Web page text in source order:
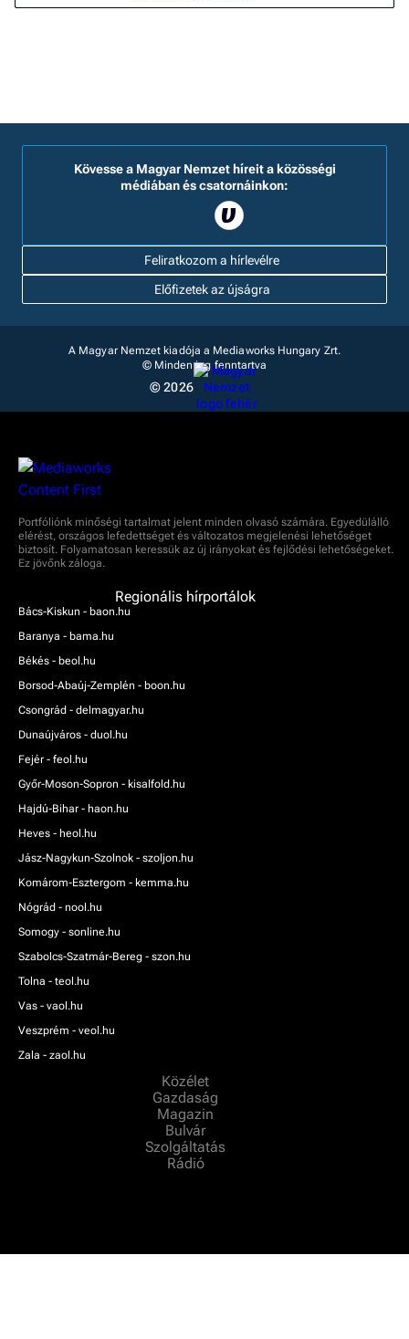
Feliratkozom a hírlevélre
Kövesse a Magyar Nemzet híreit a közösségi
médiában és csatornáinkon:
Előfizetek az újságra
A Magyar Nemzet kiadója a Mediaworks Hungary Zrt.
© Minden jog fenntartva
© 2026
Portfóliónk minőségi tartalmat jelent minden olvasó számára. Egyedülálló
elérést, országos lefedettséget és változatos megjelenési lehetőséget
biztosít. Folyamatosan keressük az új irányokat és fejlődési lehetőségeket.
Ez jövőnk záloga.
Regionális hírportálok
Bács-Kiskun - baon.hu
Baranya - bama.hu
Békés - beol.hu
Borsod-Abaúj-Zemplén - boon.hu
Csongrád - delmagyar.hu
Dunaújváros - duol.hu
Fejér - feol.hu
Győr-Moson-Sopron - kisalfold.hu
Hajdú-Bihar - haon.hu
Heves - heol.hu
Jász-Nagykun-Szolnok - szoljon.hu
Komárom-Esztergom - kemma.hu
Nógrád - nool.hu
Somogy - sonline.hu
Szabolcs-Szatmár-Bereg - szon.hu
Tolna - teol.hu
Vas - vaol.hu
Veszprém - veol.hu
Zala - zaol.hu
Közélet
Gazdaság
Magazin
Bulvár
Szolgáltatás
Rádió